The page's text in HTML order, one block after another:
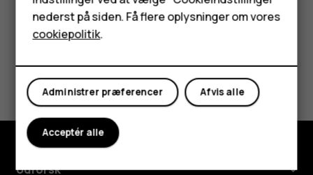
Tablets
Min konto
Synes du, dette var nyttigt?
Ja Nej
Udforsk
nederst på siden. Få flere oplysninger om vores
cookiepolitik.
Afvis alle
Administrer præferencer
Acceptér alle